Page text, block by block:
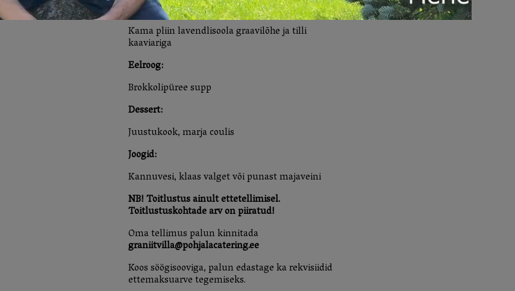
Suupiste:
Kama pliin lavendlisoola graavilõhe ja tilli
kaaviariga
Eelroog:
Brokkolipüree supp
Dessert:
Juustukook, marja coulis
Joogid:
Kannuvesi, klaas valget või punast majaveini
NB! Toitlustus ainult ettetellimisel.
Toitlustuskohtade arv on piiratud!
Oma tellimus palun kinnitada
graniitvilla@pohjalacatering.ee
Koos söögisooviga, palun edastage ka rekvisiidid
ettemaksuarve tegemiseks.